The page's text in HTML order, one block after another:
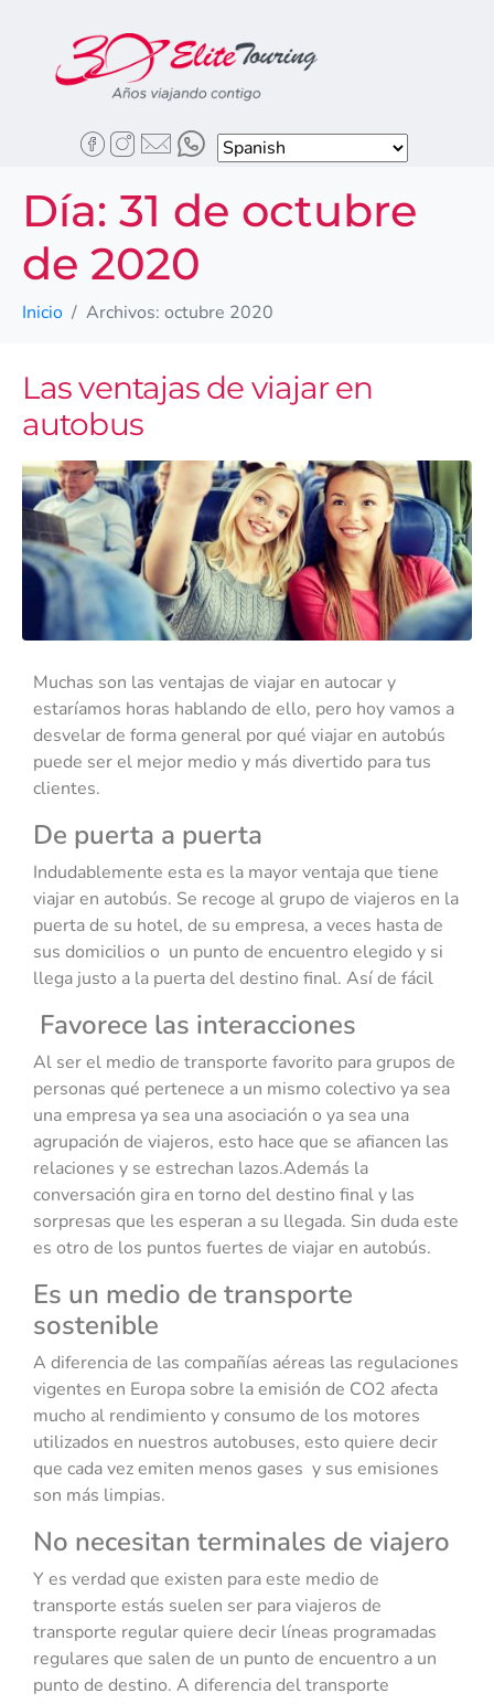
Día: 31 de octubre
de 2020
Inicio Archivos: octubre 2020
Las ventajas de viajar en
autobus
Muchas son las ventajas de viajar en autocar y
estaríamos horas hablando de ello, pero hoy vamos a
desvelar de forma general por qué viajar en autobús
puede ser el mejor medio y más divertido para tus
clientes.
De puerta a puerta
Indudablemente esta es la mayor ventaja que tiene
viajar en autobús. Se recoge al grupo de viajeros en la
puerta de su hotel, de su empresa, a veces hasta de
sus domicilios o un punto de encuentro elegido y si
llega justo a la puerta del destino final. Así de fácil
Favorece las interacciones
Al ser el medio de transporte favorito para grupos de
personas qué pertenece a un mismo colectivo ya sea
una empresa ya sea una asociación o ya sea una
agrupación de viajeros, esto hace que se afiancen las
relaciones y se estrechan lazos.Además la
conversación gira en torno del destino final y las
sorpresas que les esperan a su llegada. Sin duda este
es otro de los puntos fuertes de viajar en autobús.
Es un medio de transporte
sostenible
A diferencia de las compañías aéreas las regulaciones
vigentes en Europa sobre la emisión de CO2 afecta
mucho al rendimiento y consumo de los motores
utilizados en nuestros autobuses, esto quiere decir
que cada vez emiten menos gases y sus emisiones
son más limpias.
No necesitan terminales de viajero
Y es verdad que existen para este medio de
transporte estás suelen ser para viajeros de
transporte regular quiere decir líneas programadas
regulares que salen de un punto de encuentro a un
punto de destino. A diferencia del transporte